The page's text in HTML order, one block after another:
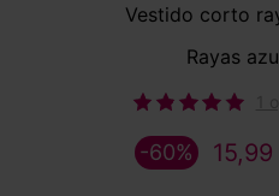
Vestido corto
Rayas
-60%